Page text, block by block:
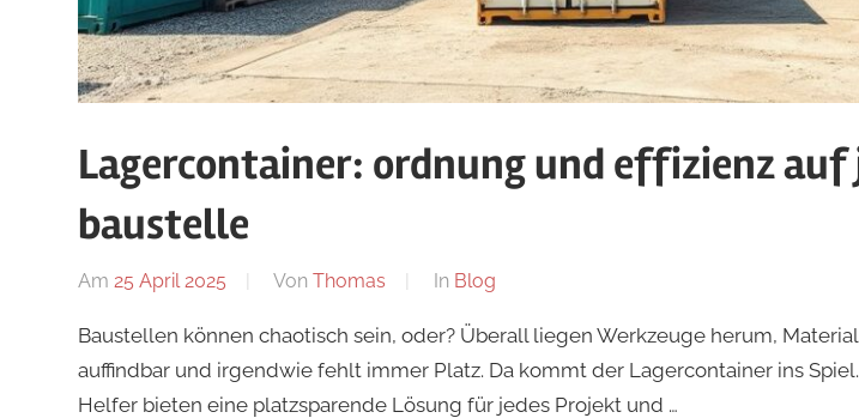
Lagercontainer: ordnung und effizienz auf
baustelle
Am 25 April 2025 Von Thomas In Blog
Baustellen können chaotisch sein, oder? Überall liegen Werkzeuge herum,
auffindbar und irgendwie fehlt immer Platz. Da kommt der Lagercontainer ins
Helfer bieten eine platzsparende Lösung für jedes Projekt und …